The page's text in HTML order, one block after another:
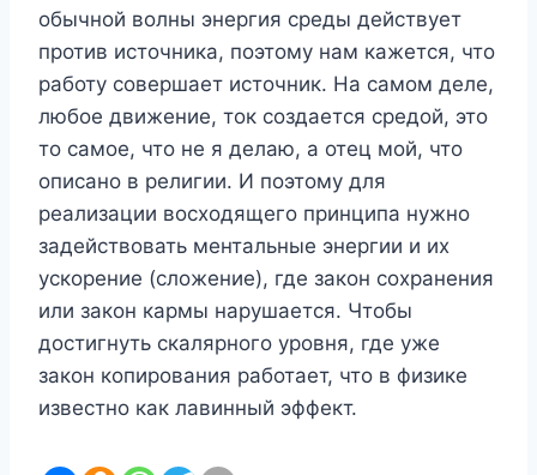
обычной волны энергия среды действует
против источника, поэтому нам кажется, что
работу совершает источник. На самом деле,
любое движение, ток создается средой, это
то самое, что не я делаю, а отец мой, что
описано в религии. И поэтому для
реализации восходящего принципа нужно
задействовать ментальные энергии и их
ускорение (сложение), где закон сохранения
или закон кармы нарушается. Чтобы
достигнуть скалярного уровня, где уже
закон копирования работает, что в физике
известно как лавинный эффект.